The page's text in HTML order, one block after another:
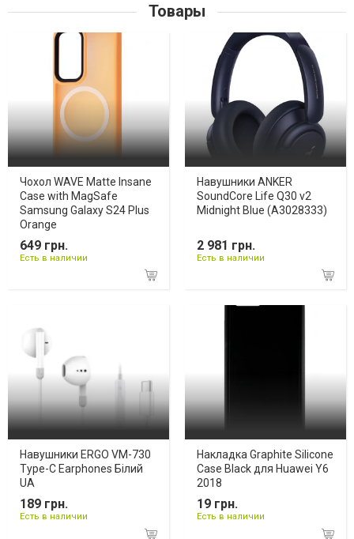
Товары
Чохол WAVE Matte Insane
Case with MagSafe
Samsung Galaxy S24 Plus
Orange
649 грн.
Есть в наличии
Навушники ANKER
SoundCore Life Q30 v2
Midnight Blue (A3028333)
2 981 грн.
Есть в наличии
Навушники ERGO VM-730
Type-C Earphones Білий
UA
189 грн.
Есть в наличии
Накладка Graphite Silicone
Case Black для Huawei Y6
2018
19 грн.
Есть в наличии